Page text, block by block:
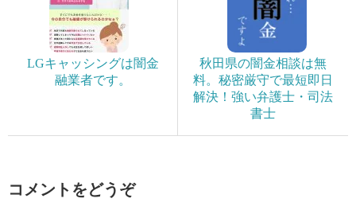
LGキャッシングは闇金
融業者です。
秋田県の闇金相談は無
料。秘密厳守で最短即日
解決！強い弁護士・司法
書士
コメントをどうぞ